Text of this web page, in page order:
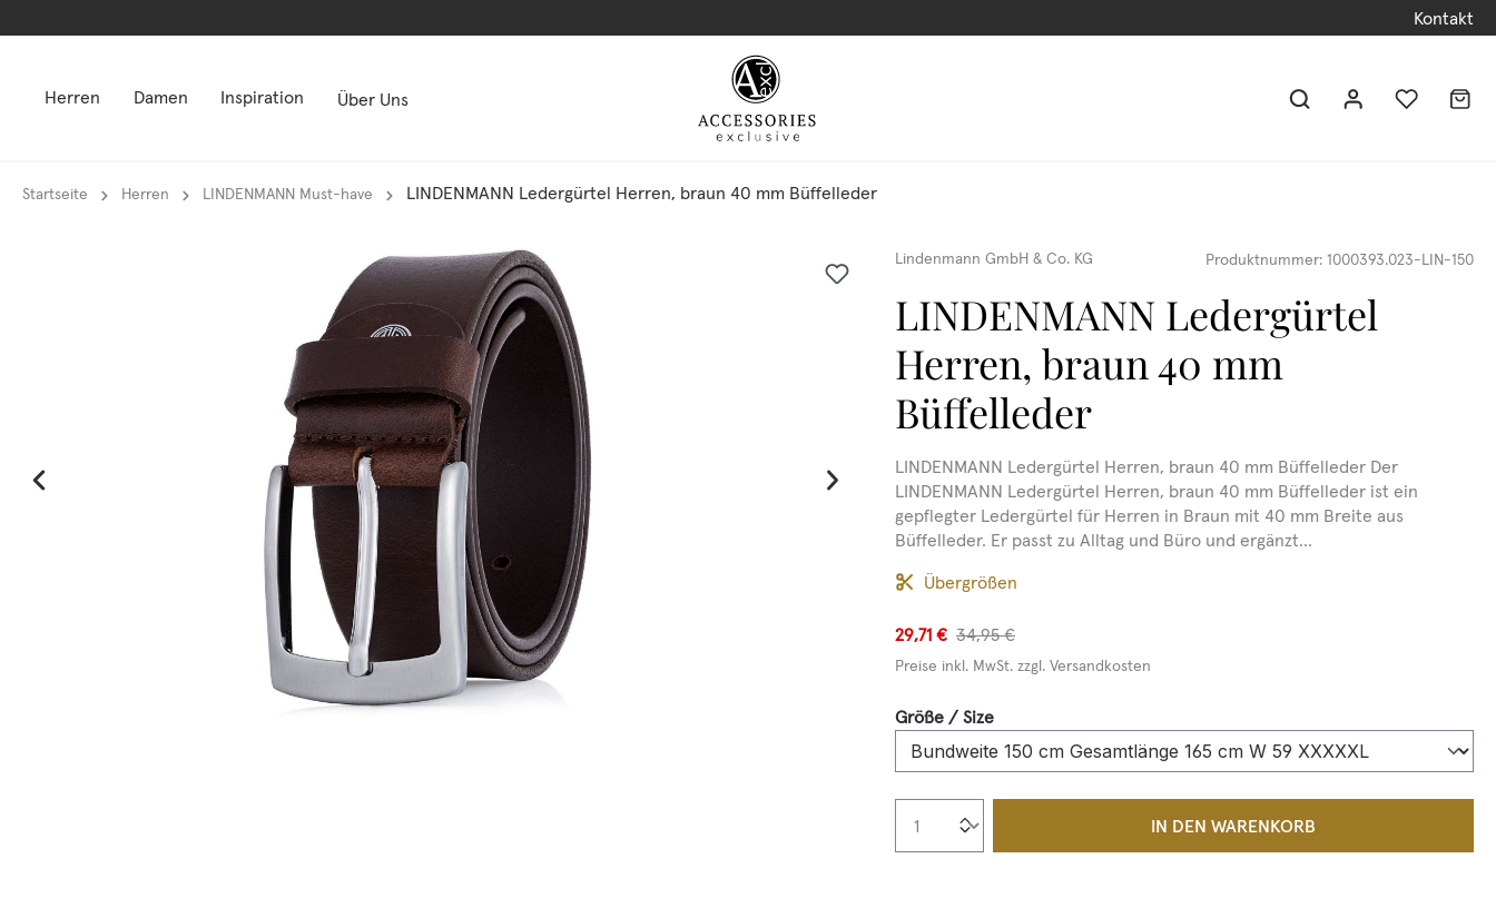
Kontakt
Herren Damen Inspiration Über Uns
Startseite Herren LINDENMANN Must-have LINDENMANN Ledergürtel Herren, braun 40 mm Büffelleder
Lindenmann GmbH & Co. KG Produktnummer: 1000393.023-LIN-150
LINDENMANN Ledergürtel
Herren, braun 40 mm
Büffelleder
LINDENMANN Ledergürtel Herren, braun 40 mm Büffelleder Der
LINDENMANN Ledergürtel Herren, braun 40 mm Büffelleder ist ein
gepflegter Ledergürtel für Herren in Braun mit 40 mm Breite aus
Büffelleder. Er passt zu Alltag und Büro und ergänzt...
Übergrößen
29,71 € 34,95 €
Preise inkl. MwSt. zzgl. Versandkosten
Größe / Sizeauswählen
Produkt Anzahl: Gib den gewünschten Wert
IN DEN WARENKORB